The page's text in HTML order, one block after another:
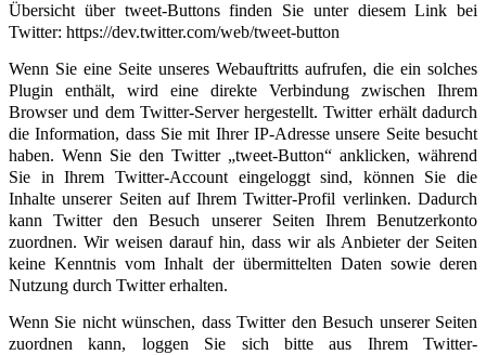
Übersicht über tweet-Buttons finden Sie unter diesem Link bei
Twitter: https://dev.twitter.com/web/tweet-button
Wenn Sie eine Seite unseres Webauftritts aufrufen, die ein solches
Plugin enthält, wird eine direkte Verbindung zwischen Ihrem
Browser und dem Twitter-Server hergestellt. Twitter erhält dadurch
die Information, dass Sie mit Ihrer IP-Adresse unsere Seite besucht
haben. Wenn Sie den Twitter „tweet-Button“ anklicken, während
Sie in Ihrem Twitter-Account eingeloggt sind, können Sie die
Inhalte unserer Seiten auf Ihrem Twitter-Profil verlinken. Dadurch
kann Twitter den Besuch unserer Seiten Ihrem Benutzerkonto
zuordnen. Wir weisen darauf hin, dass wir als Anbieter der Seiten
keine Kenntnis vom Inhalt der übermittelten Daten sowie deren
Nutzung durch Twitter erhalten.
Wenn Sie nicht wünschen, dass Twitter den Besuch unserer Seiten
zuordnen kann, loggen Sie sich bitte aus Ihrem Twitter-